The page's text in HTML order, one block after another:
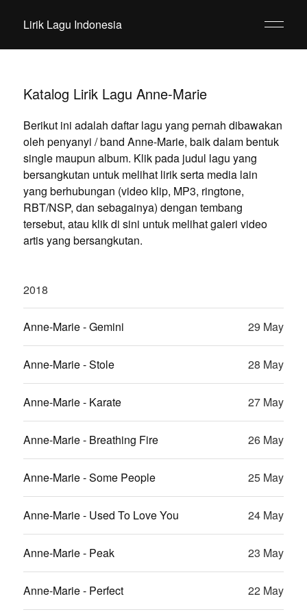
Lirik Lagu Indonesia
Katalog Lirik Lagu Anne-Marie
Berikut ini adalah daftar lagu yang pernah dibawakan
oleh penyanyi / band Anne-Marie, baik dalam bentuk
single maupun album. Klik pada judul lagu yang
bersangkutan untuk melihat lirik serta media lain
yang berhubungan (video klip, MP3, ringtone,
RBT/NSP, dan sebagainya) dengan tembang
tersebut, atau klik di sini untuk melihat galeri video
artis yang bersangkutan.
2018
Anne-Marie - Gemini 29 May
Anne-Marie - Stole 28 May
Anne-Marie - Karate 27 May
Anne-Marie - Breathing Fire 26 May
Anne-Marie - Some People 25 May
Anne-Marie - Used To Love You 24 May
Anne-Marie - Peak 23 May
Anne-Marie - Perfect 22 May